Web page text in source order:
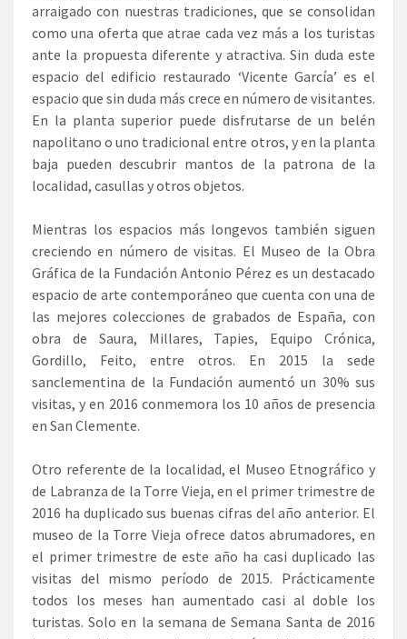
arraigado con nuestras tradiciones, que se consolidan
como una oferta que atrae cada vez más a los turistas
ante la propuesta diferente y atractiva. Sin duda este
espacio del edificio restaurado ‘Vicente García’ es el
espacio que sin duda más crece en número de visitantes.
En la planta superior puede disfrutarse de un belén
napolitano o uno tradicional entre otros, y en la planta
baja pueden descubrir mantos de la patrona de la
localidad, casullas y otros objetos.
Mientras los espacios más longevos también siguen
creciendo en número de visitas. El Museo de la Obra
Gráfica de la Fundación Antonio Pérez es un destacado
espacio de arte contemporáneo que cuenta con una de
las mejores colecciones de grabados de España, con
obra de Saura, Millares, Tapies, Equipo Crónica,
Gordillo, Feito, entre otros. En 2015 la sede
sanclementina de la Fundación aumentó un 30% sus
visitas, y en 2016 conmemora los 10 años de presencia
en San Clemente.
Otro referente de la localidad, el Museo Etnográfico y
de Labranza de la Torre Vieja, en el primer trimestre de
2016 ha duplicado sus buenas cifras del año anterior. El
museo de la Torre Vieja ofrece datos abrumadores, en
el primer trimestre de este año ha casi duplicado las
visitas del mismo período de 2015. Prácticamente
todos los meses han aumentado casi al doble los
turistas. Solo en la semana de Semana Santa de 2016